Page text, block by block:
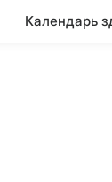
Календарь